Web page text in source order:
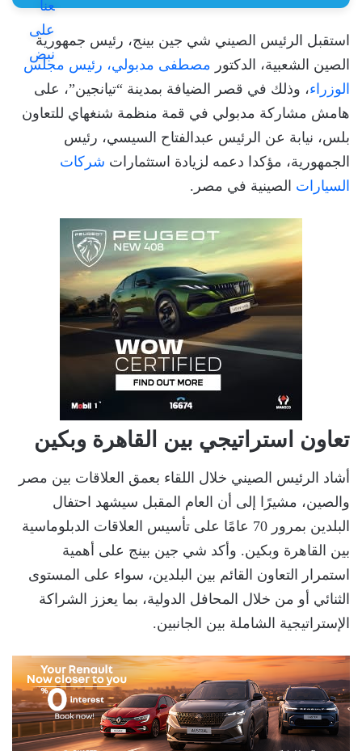
استقبل الرئيس الصيني شي جين بينج، رئيس جمهورية
الصين الشعبية، الدكتور مصطفى مدبولي، رئيس مجلس
الوزراء، وذلك في قصر الضيافة بمدينة “تيانجين”، على
هامش مشاركة مدبولي في قمة منظمة شنغهاي للتعاون
بلس، نيابة عن الرئيس عبدالفتاح السيسي، رئيس
الجمهورية، مؤكدا دعمه لزيادة استثمارات شركات
السيارات الصينية في مصر.
تعاون استراتيجي بين القاهرة وبكين
أشاد الرئيس الصيني خلال اللقاء بعمق العلاقات بين مصر
والصين، مشيرًا إلى أن العام المقبل سيشهد احتفال
البلدين بمرور 70 عامًا على تأسيس العلاقات الدبلوماسية
بين القاهرة وبكين. وأكد شي جين بينج على أهمية
استمرار التعاون القائم بين البلدين، سواء على المستوى
الثنائي أو من خلال المحافل الدولية، بما يعزز الشراكة
الإستراتيجية الشاملة بين الجانبين.